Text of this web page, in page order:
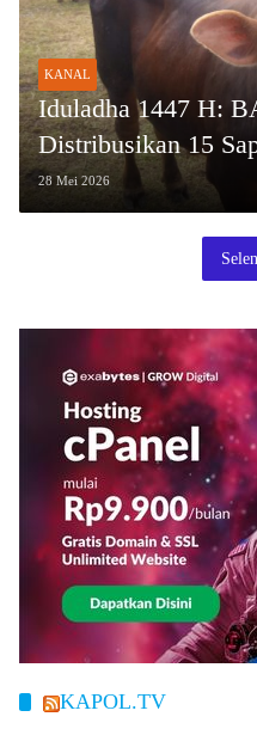
KANAL
Iduladha 1447 H:
Distribusikan 15
Kurban ke
28 Mei 2026
KAPOL.TV